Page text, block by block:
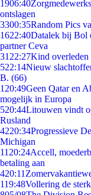
1906:40
ontslagen
3300:35Random Pics
1622:40Datalek bij Bol
partner Ceva
31 22:27Kind overleden
522:14Nieuw
B. (66)
1 20:49Geen Qatar en
mogelijk in Europa
520:44Litouwen vindt
Rusland
4220:34Progressieve
Michigan
11 20:24Accell,
betaling aan
420:11
119:48Vollering de